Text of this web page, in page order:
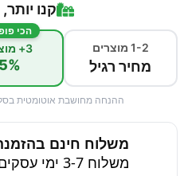
קנו
1-2 מוצרים
מחיר רגיל
הכי
3+ מוצרים
ההנחה מחושבת אוטומטית
משלוח חינם בהזמנה
משלוח 3-7 ימי עסקים לכל הארץ